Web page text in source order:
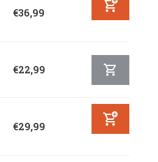
€36,99
€22,99
€29,99